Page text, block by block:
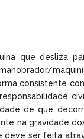
que desliza
consistente
de que
na gravidade
ser feita